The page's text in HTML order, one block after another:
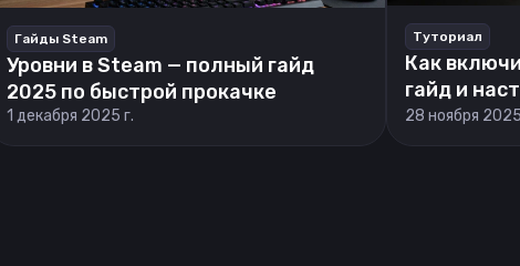
Гайды Steam
Уровни в Steam — полный гайд
2025 по быстрой прокачке
1 декабря 2025 г.
Туториал
Как
гайд и
28 ноября